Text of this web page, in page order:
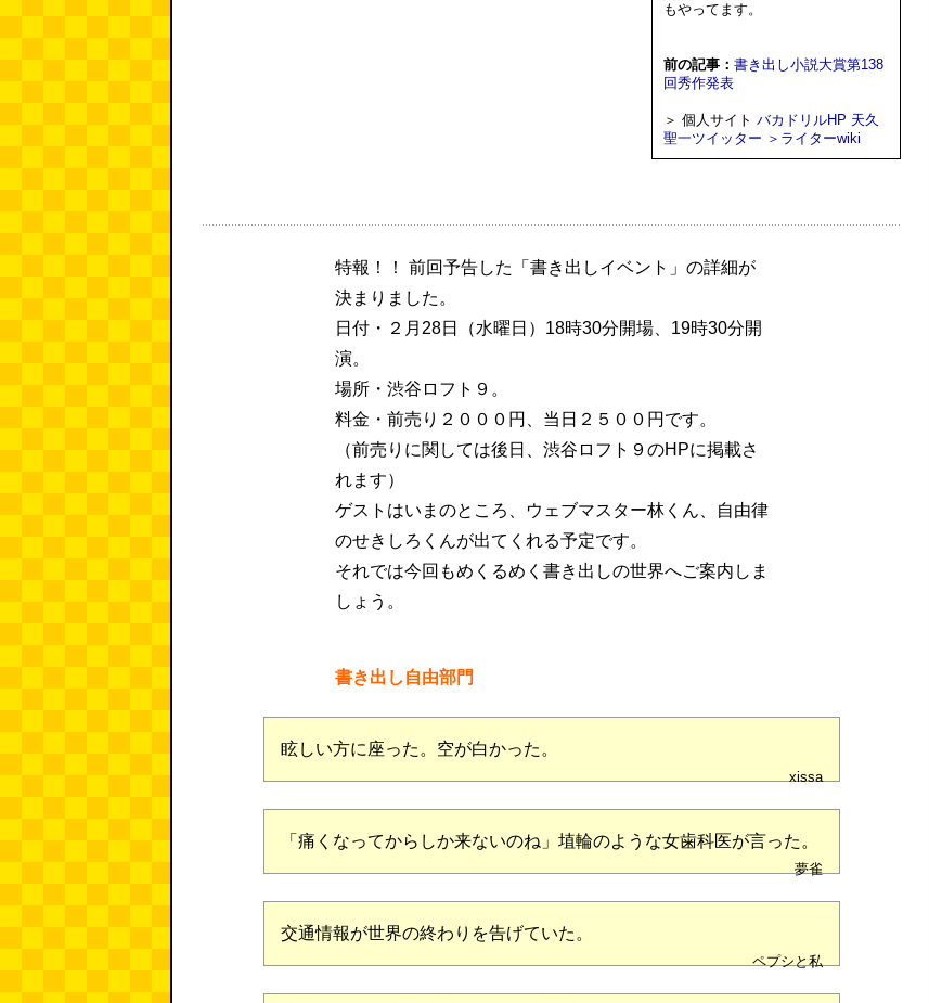
もやってます。
前の記事： 書き出し小説大賞第138
回秀作発表
＞ 個人サイト バカドリルHP 天久
聖一ツイッター ＞ライターwiki
特報！！ 前回予告した「書き出しイベント」の詳細が
決まりました。
日付・２月28日（水曜日）18時30分開場、19時30分開
演。
場所・渋谷ロフト９。
料金・前売り２０００円、当日２５００円です。
（前売りに関しては後日、渋谷ロフト９のHPに掲載さ
れます）
ゲストはいまのところ、ウェブマスター林くん、自由律
のせきしろくんが出てくれる予定です。
それでは今回もめくるめく書き出しの世界へご案内しま
しょう。
書き出し自由部門
眩しい方に座った。空が白かった。
xissa
「痛くなってからしか来ないのね」埴輪のような女歯科医が言った。
夢雀
交通情報が世界の終わりを告げていた。
ペプシと私